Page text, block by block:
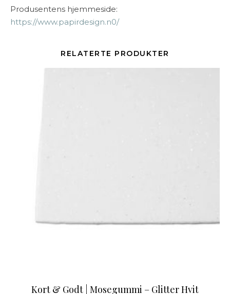
Produsentens hjemmeside:
https://www.papirdesign.n0/
RELATERTE PRODUKTER
Kort & Godt | Mosegummi – Glitter Hvit